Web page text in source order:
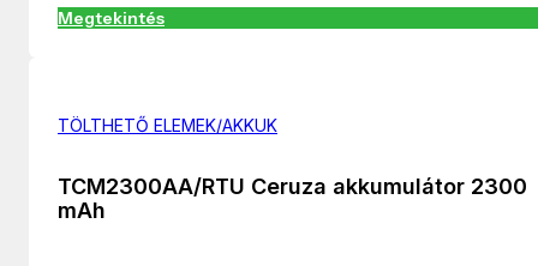
Megtekintés
TÖLTHETŐ ELEMEK/AKKUK
TCM2300AA/RTU Ceruza akkumulátor 2300
mAh